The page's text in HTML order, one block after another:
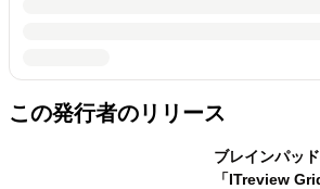
この発行者のリリース
ブレインパッ
「ITreview